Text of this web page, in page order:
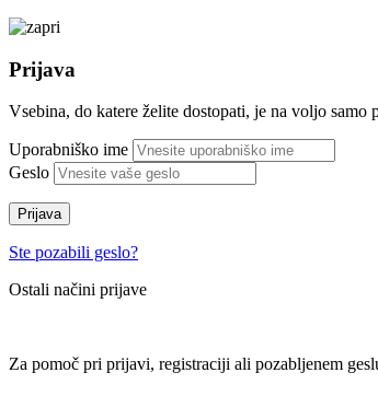
Prijava
Vsebina, do katere želite dostopati, je na voljo
Uporabniško ime
Geslo
Prijava
Ste pozabili geslo?
Ostali načini prijave
Za pomoč pri prijavi, registraciji ali pozabljenem